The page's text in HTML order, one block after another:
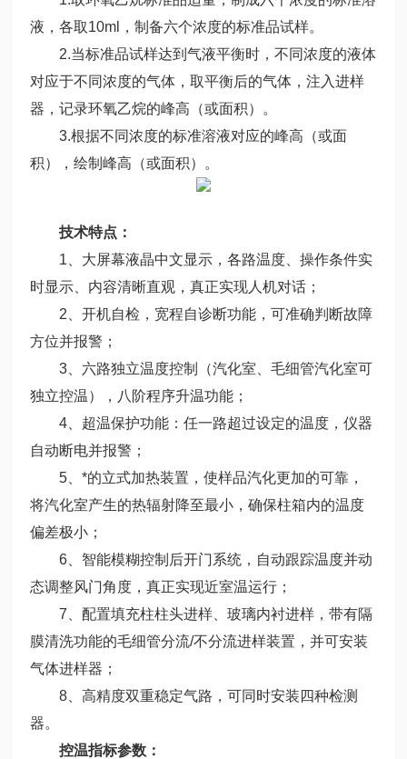
液，各取10ml，制备六个浓度的标准品试样。
2.当标准品试样达到气液平衡时，不同浓度的液体
对应于不同浓度的气体，取平衡后的气体，注入进样
器，记录环氧乙烷的峰高（或面积）。
3.根据不同浓度的标准溶液对应的峰高（或面
积），绘制峰高（或面积）。
技术特点：
1、大屏幕液晶中文显示，各路温度、操作条件实
时显示、内容清晰直观，真正实现人机对话；
2、开机自检，宽程自诊断功能，可准确判断故障
方位并报警；
3、六路独立温度控制（汽化室、毛细管汽化室可
独立控温），八阶程序升温功能；
4、超温保护功能：任一路超过设定的温度，仪器
自动断电并报警；
5、*的立式加热装置，使样品汽化更加的可靠，
将汽化室产生的热辐射降至最小，确保柱箱内的温度
偏差极小；
6、智能模糊控制后开门系统，自动跟踪温度并动
态调整风门角度，真正实现近室温运行；
7、配置填充柱柱头进样、玻璃内衬进样，带有隔
膜清洗功能的毛细管分流/不分流进样装置，并可安装
气体进样器；
8、高精度双重稳定气路，可同时安装四种检测
器。
控温指标参数：